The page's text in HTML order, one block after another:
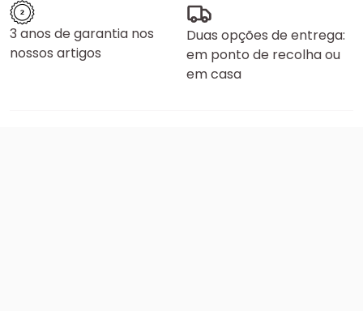
3 anos de garantia nos
nossos artigos
Duas opções de entrega:
em ponto de recolha ou
em casa